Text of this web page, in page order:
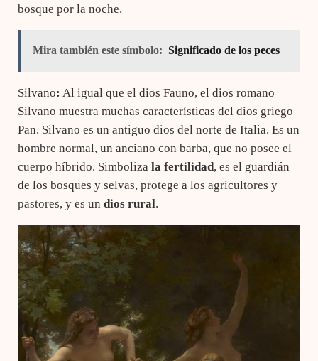
bosque por la noche.
Mira también este símbolo: Significado de los peces
Silvano: Al igual que el dios Fauno, el dios romano
Silvano muestra muchas características del dios griego
Pan. Silvano es un antiguo dios del norte de Italia. Es un
hombre normal, un anciano con barba, que no posee el
cuerpo híbrido. Simboliza la fertilidad, es el guardián
de los bosques y selvas, protege a los agricultores y
pastores, y es un dios rural.